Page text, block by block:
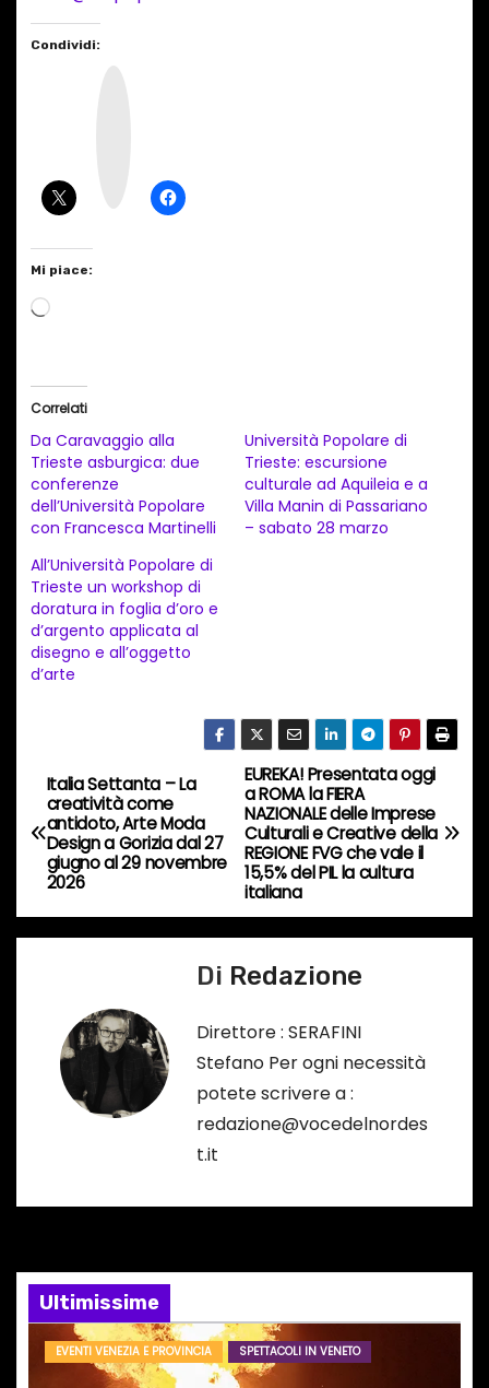
Condividi:
Mi piace:
C
a
m
e
t
o
i
n
s
o
…
Correlati
Da Caravaggio alla
Trieste asburgica: due
conferenze
dell’Università Popolare
con Francesca Martinelli
Università Popolare di
Trieste: escursione
culturale ad Aquileia e a
Villa Manin di Passariano
– sabato 28 marzo
All’Università Popolare di
Trieste un workshop di
doratura in foglia d’oro e
d’argento applicata al
disegno e all’oggetto
d’arte
N
a
v
i
n
a
r
EUREKA! Presentata oggi
a ROMA la FIERA
NAZIONALE delle Imprese
Culturali e Creative della
REGIONE FVG che vale il
15,5% del PIL la cultura
italiana
Italia Settanta – La
creatività come
antidoto, Arte Moda
Design a Gorizia dal 27
giugno al 29 novembre
2026
Di Redazione
Direttore : SERAFINI
Stefano Per ogni necessità
potete scrivere a :
redazione@vocedelnordes
t.it
Ultimissime
EVENTI VENEZIA E PROVINCIA SPETTACOLI IN VENETO